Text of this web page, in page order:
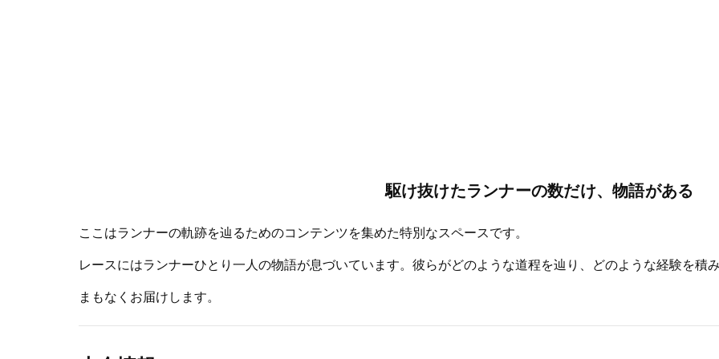
駆け抜けたランナーの数だけ、物語がある
ここはランナーの軌跡を辿るためのコンテンツを集めた特別なスペースです。
レースにはランナーひとり一人の物語が息づいています。彼らがどのような道程を辿り、どのような経験を積み
まもなくお届けします。